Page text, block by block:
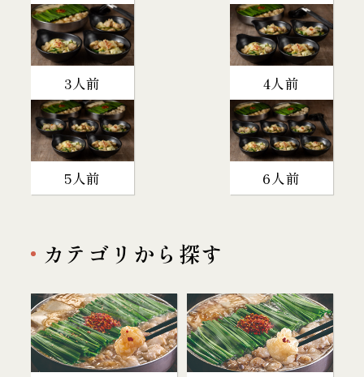
3人前 4人前
5人前 6人前
カテゴリから探す